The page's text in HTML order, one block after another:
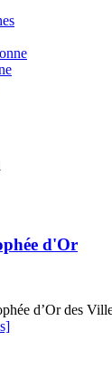
d'Or
d’Or des